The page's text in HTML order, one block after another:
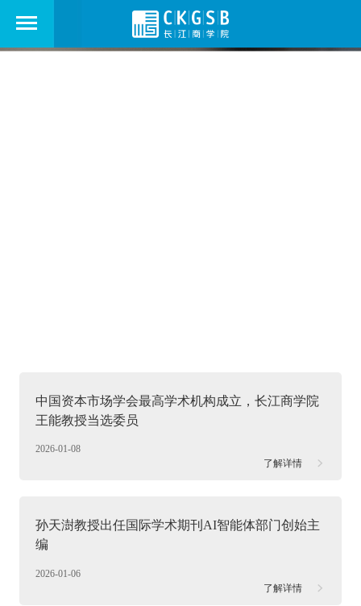
中国资本市场学会最高学术机构成立，长江商学院
王能教授当选委员
2026-01-08
了解详情
孙天澍教授出任国际学术期刊AI智能体部门创始主
编
2026-01-06
了解详情